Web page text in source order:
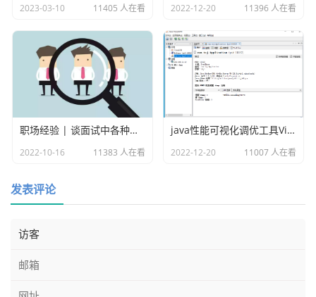
MENT '消费者用户id 云校园 用户表字段',
`remark` varchar(255) DEFAULT NULL COMMENT '备
注',
`create_time` datetime DEFAULT CURRENT_TIMESTAM
P COMMENT '创建时间',
`update_time` datetime DEFAULT CURRENT_TIMESTAM
`school_id` bigint(19) DEFAULT NULL COMMENT '学
`branch_id` bigint(19) unsigned DEFAULT NULL CO
`dept_id` bigint(19) DEFAULT NULL COMMENT '部门
PRIMARY KEY (`id`,`create_time`) USING BTREE,
2023-03-10 11405 人在看 2022-12-20 11396 人在看
职场经验 | 谈面试中各种各样的坑
2022-10-16 11383 人在看
java性能可视化调优工具VisualVM
2022-12-20 11007 人在看
发表评论